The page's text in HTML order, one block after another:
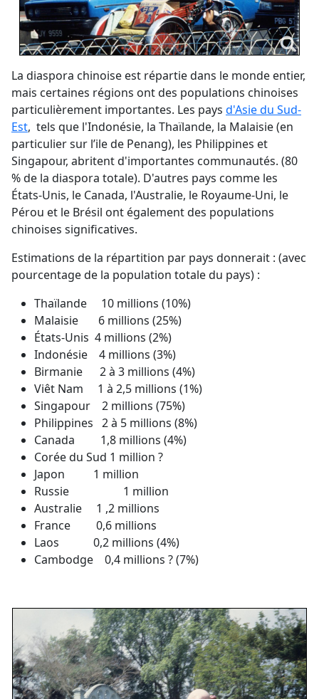
La diaspora chinoise est répartie dans le monde entier,
mais certaines régions ont des populations chinoises
particulièrement importantes. Les pays d'Asie du Sud-
Est, tels que l'Indonésie, la Thaïlande, la Malaisie (en
particulier sur l’ile de Penang), les Philippines et
Singapour, abritent d'importantes communautés. (80
% de la diaspora totale). D'autres pays comme les
États-Unis, le Canada, l'Australie, le Royaume-Uni, le
Pérou et le Brésil ont également des populations
chinoises significatives.
Estimations de la répartition par pays donnerait : (avec
pourcentage de la population totale du pays) :
Thaïlande 10 millions (10%)
Malaisie 6 millions (25%)
États-Unis 4 millions (2%)
Indonésie 4 millions (3%)
Birmanie 2 à 3 millions (4%)
Viêt Nam 1 à 2,5 millions (1%)
Singapour 2 millions (75%)
Philippines 2 à 5 millions (8%)
Canada 1,8 millions (4%)
Corée du Sud 1 million ?
Japon 1 million
Russie 1 million
Australie 1 ,2 millions
France 0,6 millions
Laos 0,2 millions (4%)
Cambodge 0,4 millions ? (7%)